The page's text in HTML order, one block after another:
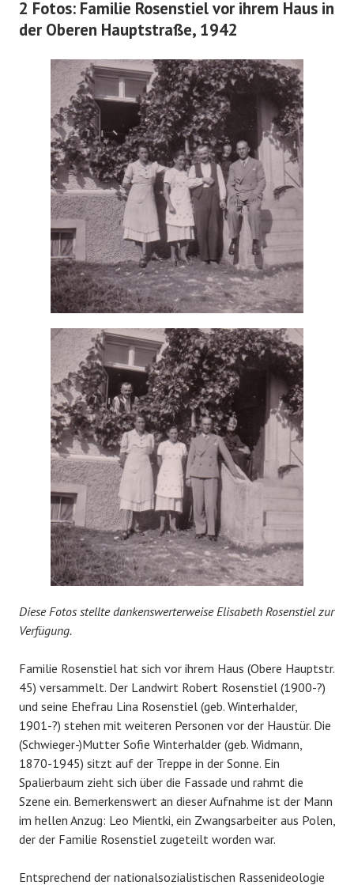
2 Fotos: Familie Rosenstiel vor ihrem Haus in
der Oberen Hauptstraße, 1942
Diese Fotos stellte dankenswerterweise Elisabeth Rosenstiel zur
Verfügung.
Familie Rosenstiel hat sich vor ihrem Haus (Obere Hauptstr.
45) versammelt. Der Landwirt Robert Rosenstiel (1900-?)
und seine Ehefrau Lina Rosenstiel (geb. Winterhalder,
1901-?) stehen mit weiteren Personen vor der Haustür. Die
(Schwieger-)Mutter Sofie Winterhalder (geb. Widmann,
1870-1945) sitzt auf der Treppe in der Sonne. Ein
Spalierbaum zieht sich über die Fassade und rahmt die
Szene ein. Bemerkenswert an dieser Aufnahme ist der Mann
im hellen Anzug: Leo Mientki, ein Zwangsarbeiter aus Polen,
der der Familie Rosenstiel zugeteilt worden war.
Entsprechend der nationalsozialistischen Rassenideologie